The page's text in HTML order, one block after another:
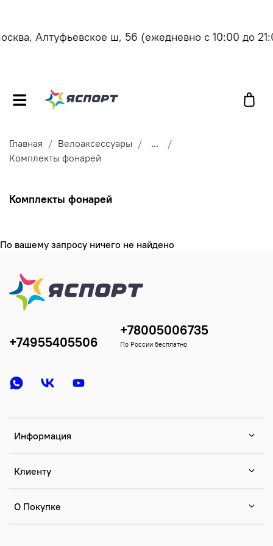
Алтуфьевское ш, 56(ежедневно с 10:00 до
Главная Велоаксессуары
...
Комплекты фонарей
Комплекты фонарей
По вашему запросу ничего не найдено
Информация
Клиенту
О Покупке
+74955405506
+78005006735
По России бесплатно